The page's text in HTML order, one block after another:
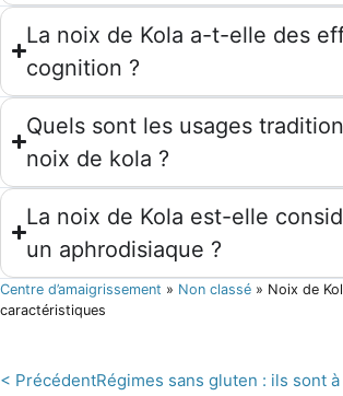
La noix de Kola a-t-elle des
cognition ?
Quels sont les usages
noix de kola ?
La noix de Kola est-elle
un aphrodisiaque ?
Centre d’amaigrissement » Non classé » Noix de
caractéristiques
< PrécédentRégimes sans gluten : ils sont